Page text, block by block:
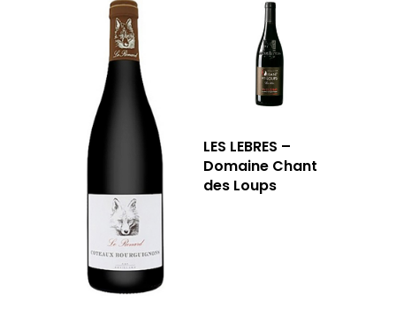
LES LEBRES –
Domaine Chant
des Loups